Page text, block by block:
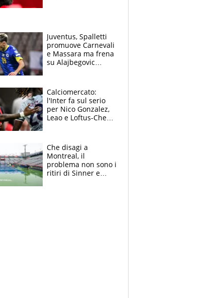
Juventus, Spalletti
promuove Carnevali
e Massara ma frena
su Alajbegovic
Yildiz
Calciomercato:
l'Inter fa sul serio
per Nico Gonzalez,
Leao e Loftus-Cheek
verso la Fiorentina
Che disagi a
Montreal, il
problema non sono i
ritiri di Sinner e